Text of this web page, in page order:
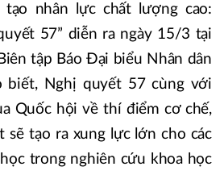
tạo nhân lực chất lượng cao:
57” diễn ra ngày 15/3 tại
tập Báo Đại biểu Nhân dân
biết, Nghị quyết 57 cùng với
Quốc hội về thí điểm cơ chế,
sẽ tạo ra xung lực lớn cho các
trong nghiên cứu khoa học